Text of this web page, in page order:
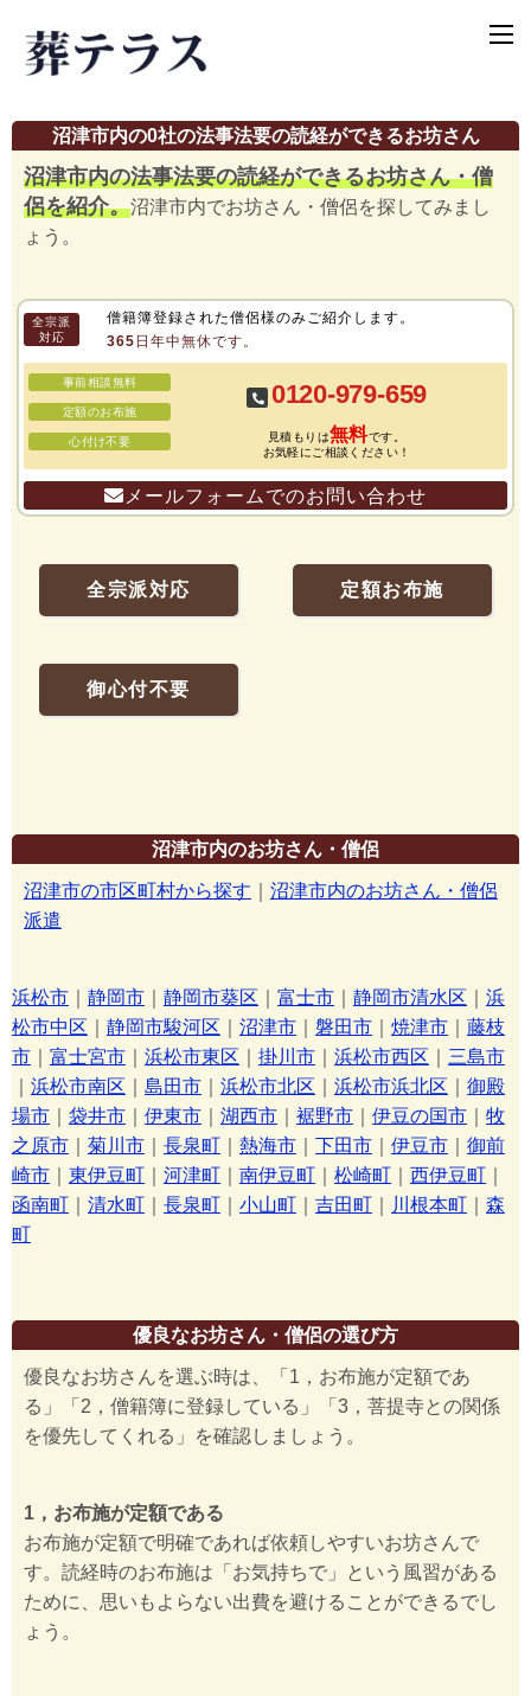
沼津市内の0社の法事法要の読経ができるお坊さん
沼津市内の法事法要の読経ができるお坊さん・僧
侶を紹介。沼津市内でお坊さん・僧侶を探してみまし
ょう。
全宗派
対応
僧籍簿登録された僧侶様のみご紹介します。
365日年中無休です。
事前相談無料
定額のお布施
心付け不要
0120-979-659
見積もりは無料です。
お気軽にご相談ください！
メールフォームでのお問い合わせ
全宗派対応 定額お布施
御心付不要
沼津市内のお坊さん・僧侶
沼津市の市区町村から探す
沼津市内のお坊さん・僧侶
派遣
浜松市 静岡市 静岡市葵区 富士市 静岡市清水区
浜
松市中区
静岡市駿河区 沼津市 磐田市 焼津市
藤枝
市
富士宮市 浜松市東区 掛川市 浜松市西区
三島市
浜松市南区 島田市 浜松市北区 浜松市浜北区
御殿
場市
袋井市 伊東市 湖西市 裾野市 伊豆の国市
牧
之原市
菊川市 長泉町 熱海市 下田市 伊豆市
御前
崎市
東伊豆町 河津町 南伊豆町 松崎町 西伊豆町
函南町
清水町 長泉町 小山町 吉田町 川根本町
森
町
優良なお坊さん・僧侶の選び方
優良なお坊さんを選ぶ時は、「1，お布施が定額であ
る」「2，僧籍簿に登録している」「3，菩提寺との関係
を優先してくれる」を確認しましょう。
1，お布施が定額である
お布施が定額で明確であれば依頼しやすいお坊さんで
す。読経時のお布施は「お気持ちで」という風習がある
ために、思いもよらない出費を避けることができるでし
ょう。